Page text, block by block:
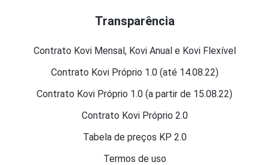
Transparência
Contrato Kovi Mensal, Kovi Anual e Kovi Flexível
Contrato Kovi Próprio 1.0 (até 14.08.22)
Contrato Kovi Próprio 1.0 (a partir de 15.08.22)
Contrato Kovi Próprio 2.0
Tabela de preços KP 2.0
Termos de uso